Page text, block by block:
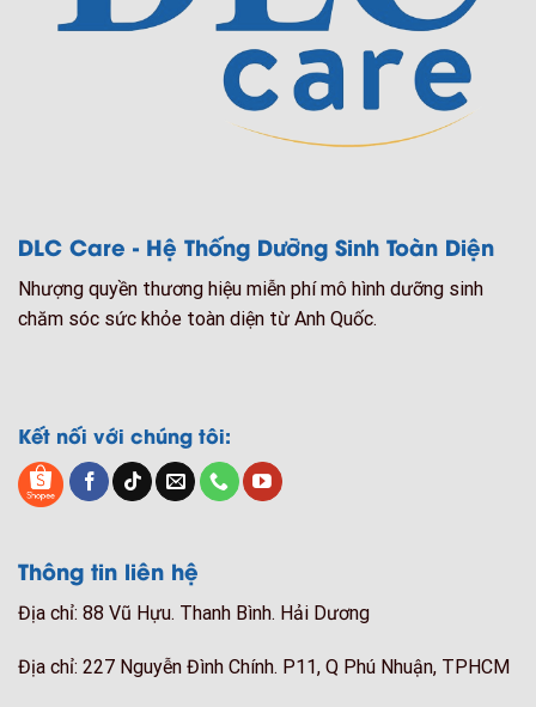
DLC Care - Hệ Thống Dưỡng Sinh Toàn Diện
Nhượng quyền thương hiệu miễn phí mô hình dưỡng sinh
chăm sóc sức khỏe toàn diện từ Anh Quốc.
Kết nối với chúng tôi:
Thông tin liên hệ
Địa chỉ: 88 Vũ Hựu. Thanh Bình. Hải Dương
Địa chỉ: 227 Nguyễn Đình Chính. P11, Q Phú Nhuận, TPHCM